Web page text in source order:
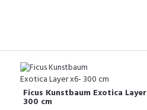
Ficus Kunstbaum Exotica
300 cm